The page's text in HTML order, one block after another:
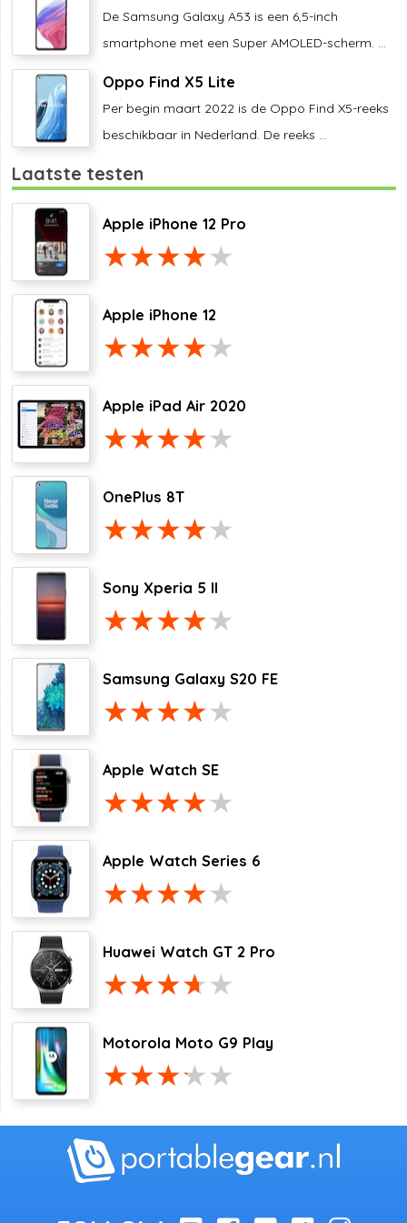
De Samsung Galaxy A53 is een 6,5-inch
smartphone met een Super AMOLED-scherm. ...
Oppo Find X5 Lite
Per begin maart 2022 is de Oppo Find X5-reeks
beschikbaar in Nederland. De reeks ...
Laatste testen
Apple iPhone 12 Pro
Apple iPhone 12
Apple iPad Air 2020
OnePlus 8T
Sony Xperia 5 II
Samsung Galaxy S20 FE
Apple Watch SE
Apple Watch Series 6
Huawei Watch GT 2 Pro
Motorola Moto G9 Play